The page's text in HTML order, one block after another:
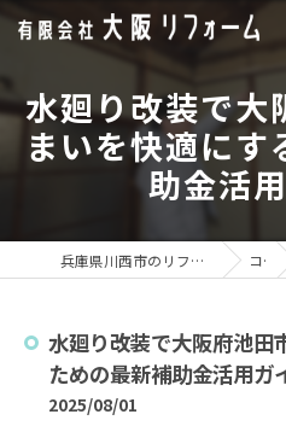
水廻り改装で大
まいを快適にす
助金活
兵庫県川西市のリフォームなら有限会社大阪リフォーム コラム
水廻り改装で大阪府池田
ための最新補助金活用ガ
2025/08/01